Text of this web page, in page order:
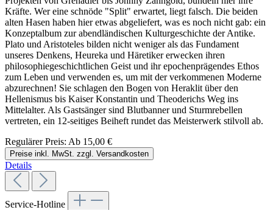
Kräfte. Wer eine schnöde "Split" erwartet, liegt falsch. Die beiden
alten Hasen haben hier etwas abgeliefert, was es noch nicht gab: ein
Konzeptalbum zur abendländischen Kulturgeschichte der Antike.
Plato und Aristoteles bilden nicht weniger als das Fundament
unseres Denkens, Heureka und Häretiker erwecken ihren
philosophiegeschichtlichen Geist und ihr epochenprägendes Ethos
zum Leben und verwenden es, um mit der verkommenen Moderne
abzurechnen! Sie schlagen den Bogen von Heraklit über den
Hellenismus bis Kaiser Konstantin und Theoderichs Weg ins
Mittelalter. Als Gastsänger sind Blutbanner und Sturmrebellen
vertreten, ein 12-seitiges Beiheft rundet das Meisterwerk stilvoll ab.
Regulärer Preis: Ab 15,00 €
Preise inkl. MwSt. zzgl. Versandkosten
Details
Service-Hotline